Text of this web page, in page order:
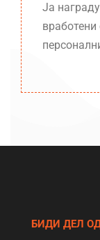
Ја
БИДИ ДЕЛ